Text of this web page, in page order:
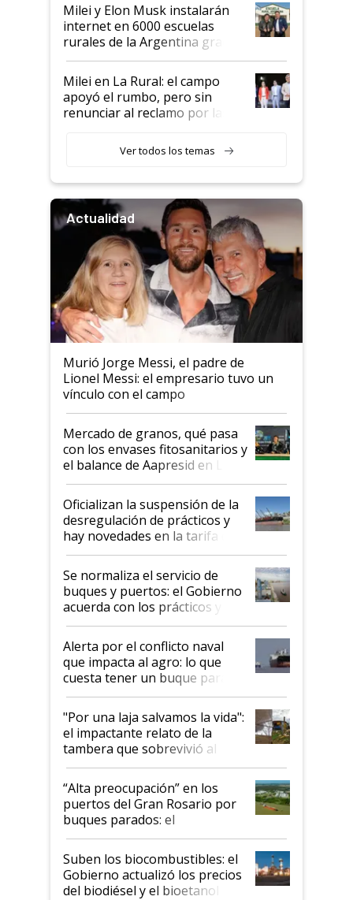
Milei y Elon Musk instalarán
internet en 6000 escuelas
rurales de la Argentina gracias
a un acuerdo con Starlink
Milei en La Rural: el campo
apoyó el rumbo, pero sin
renunciar al reclamo por las
Ver todos los temas
Actualidad
Murió Jorge Messi, el padre de
Lionel Messi: el empresario tuvo un
vínculo con el campo
Mercado de granos, qué pasa
con los envases fitosanitarios y
el balance de Aapresid en La
Posta
Oficializan la suspensión de la
desregulación de prácticos y
hay novedades en la tarifa de
la hidrovía
Se normaliza el servicio de
buques y puertos: el Gobierno
acuerda con los prácticos y
suspende el decreto de
desregulación
Alerta por el conflicto naval
que impacta al agro: lo que
cuesta tener un buque parado
y el peligro de que Argentina
pase a ser "país sucio"
"Por una laja salvamos la vida":
el impactante relato de la
tambera que sobrevivió al
tornado
“Alta preocupación” en los
puertos del Gran Rosario por
buques parados: el
funcionamiento de las
exportadoras en tensión tras
la medida de fuerza de los
prácticos
Suben los biocombustibles: el
Gobierno actualizó los precios
del biodiésel y el bioetanol